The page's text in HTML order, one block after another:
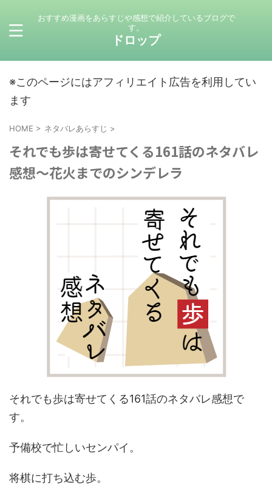
おすすめ漫画をあらすじや感想で紹介しているブログで
す。
ドロップ
※このページにはアフィリエイト広告を利用してい
ます
HOME > ネタバレあらすじ >
それでも歩は寄せてくる161話のネタバレ
感想～花火までのシンデレラ
それでも歩は寄せてくる161話のネタバレ感想で
す。
予備校で忙しいセンパイ。
将棋に打ち込む歩。